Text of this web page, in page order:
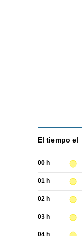
El tiempo el
00 h
01 h
02 h
03 h